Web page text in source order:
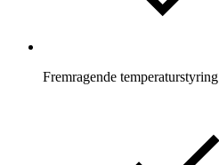
Fremragende temperaturstyring